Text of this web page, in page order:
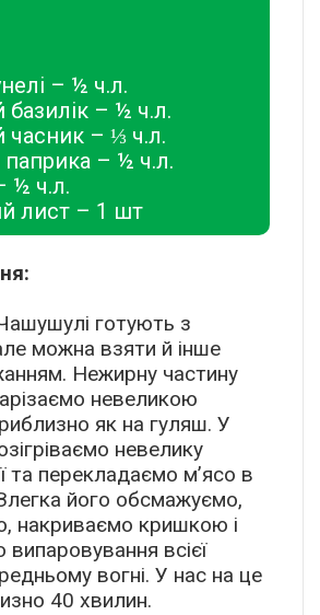
– ½ ч.л.
– ½ ч.л.
часник – ⅓ ч.л.
паприка – ½ ч.л.
½ ч.л.
лист – 1 шт
готують з
можна взяти й інше
Нежирну частину
невеликою
як на гуляш. У
невелику
та перекладаємо м’ясо в
його обсмажуємо,
накриваємо кришкою і
всієї
вогні. У нас на це
40 хвилин.